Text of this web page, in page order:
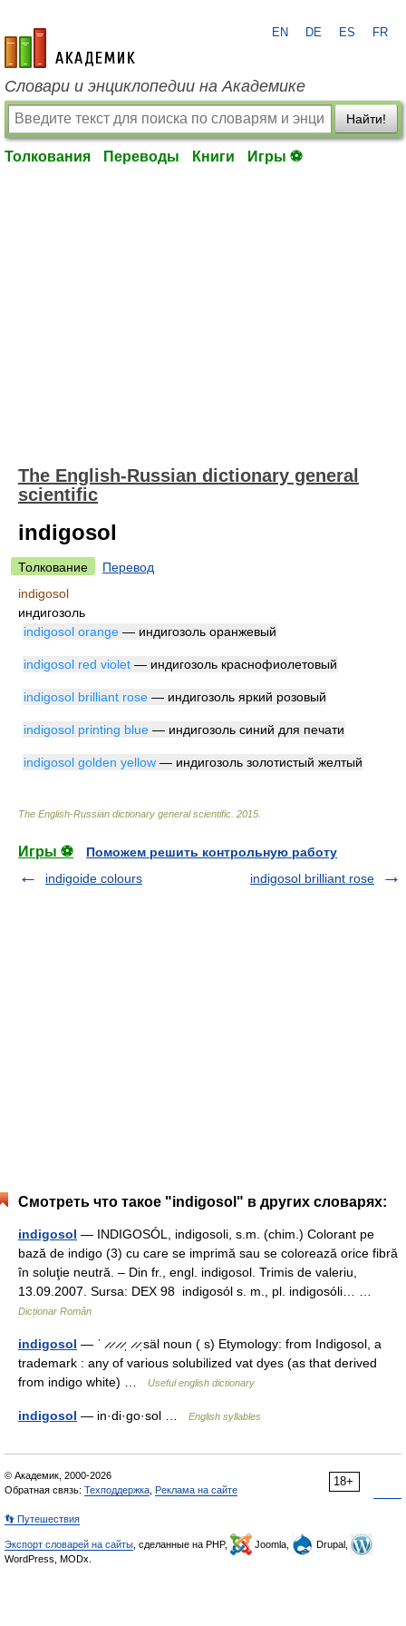
academic.ru
EN DE ES FR
Словари и энциклопедии на Академике
Найти!
Толкования Переводы Книги Игры ⚽
The English-Russian dictionary general
scientific
indigosol
Толкование
Перевод
indigosol
индигозоль
indigosol orange — индигозоль оранжевый
indigosol red violet — индигозоль краснофиолетовый
indigosol brilliant rose — индигозоль яркий розовый
indigosol printing blue — индигозоль синий для печати
indigosol golden yellow — индигозоль золотистый желтый
The English-Russian dictionary general scientific 2015
Игры ⚽
Поможем решить контрольную работу
indigoide colours
indigosol brilliant rose
Смотреть что такое "indigosol" в других словарях:
indigosol — INDIGOSÓL, indigosoli, s.m. (chim.) Colorant pe
bază de indigo (3) cu care se imprimă sau se colorează orice fibră
în soluţie neutră. – Din fr., engl. indigosol. Trimis de valeriu,
13.09.2007. Sursa: DEX 98 indigosól s. m., pl. indigosóli… …
Dicționar Român
indigosol — ˈ ̷ ̷ ̷ ̷ˌ ̷ ̷ˌsäl noun ( s) Etymology: from Indigosol, a
trademark : any of various solubilized vat dyes (as that derived
from indigo white) …
Useful english dictionary
indigosol — in·di·go·sol … English syllables
18+
© Академик, 2000-2026
Обратная связь: Техподдержка Реклама на сайте
👣 Путешествия
Экспорт словарей на сайты , сделанные на PHP, Joomla,
Drupal,
WordPress, MODx.